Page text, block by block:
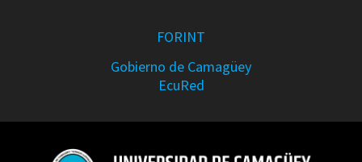
FORINT
Gobierno de Camagüey
EcuRed